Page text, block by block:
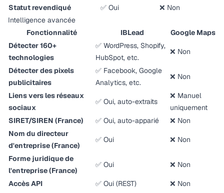
Statut revendiqué
✅ Oui
❌ Non
Intelligence avancée
Fonctionnalité
IBLead
Google Maps
Détecter 160+
technologies
✅ WordPress, Shopify,
HubSpot, etc.
❌ Non
Détecter des pixels
publicitaires
✅ Facebook, Google
Analytics, etc.
❌ Non
Liens vers les réseaux
sociaux
✅ Oui, auto-extraits
❌ Manuel
uniquement
SIRET/SIREN (France)
✅ Oui, auto-apparié
❌ Non
Nom du directeur
d'entreprise (France)
✅ Oui ❌ Non
Forme juridique de
l'entreprise (France)
✅ Oui ❌ Non
Accès API ✅ Oui (REST)
❌ Non